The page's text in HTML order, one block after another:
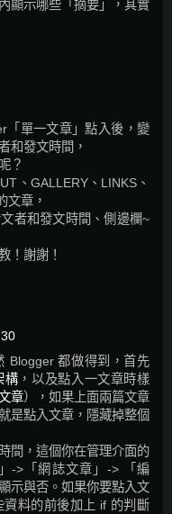
顯示哪些「摘要」，其實
「單一文章」點入後，變
和發文時間，
？
、GALLERY、LINKS、
文章，
者和發文時間、側邊欄~
！謝謝！
Blogger 都做得到，首先
構 ，以及點入一文章時樣
章），如果上面兩篇文章
是點入文章，隱藏掉整個
間，這個你在管理介面的
->「網誌文章」-> 「編
示與否。如果你要點入文
料的前後加上 if 的判斷